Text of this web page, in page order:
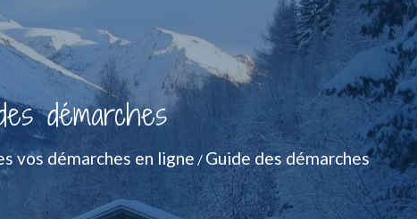
démarches
vos démarches en ligne / Guide des démarches